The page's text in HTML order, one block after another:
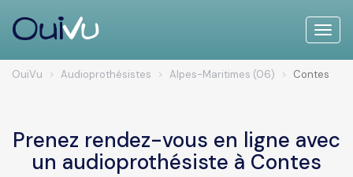
Toggle
OuiVu Audioprothésistes Alpes-Maritimes (06) Contes
Prenez rendez-vous en ligne avec
un audioprothésiste à Contes